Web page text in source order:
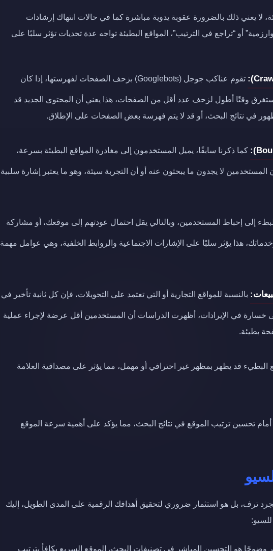
لا يعني ذلك بالضرورة عقوبة يدوية مباشرة كما في حالات انتهاك إرشادات
أو “تراجع في الترتيب”، المواقع البطيئة تواجه عدة تحديات تؤثر سلبًا على
تقوم عناكب جوجل (Googlebots) بزحف الصفحات لفهرستها، إذا كان
وقتًا أطول لزحف عدد أقل من الصفحات، هذا يعني أن المحتوى الجديد قد
في نتائج البحث، أو قد لا يتم فهرسة بعض الصفحات على الإطلاق.
كما ذكرنا سابقًا، يميل المستخدمون إلى مغادرة المواقع البطيئة بسرعة،
المستخدمين لا يجدون ما يبحثون عنه أو أن التجربة سيئة، وهو ما يعتبر إشارة سلبية
إلى إحباط المستخدمين، وبالتالي يقل احتمال عودتهم إلى موقعك، أو مشاركة
هذا يؤثر سلبًا على الإشارات الاجتماعية والروابط الخلفية، وهي عوامل مهمة
بالنسبة للمواقع التجارية أو التي تعتمد على التحويلات، فإن كل ثانية تأخير في
خسارة في الإيرادات، أظهرت الدراسات أن المستخدمين أقل عرضة لإجراء عملية
بطيئة.
البطيء قد يظهر بمظهر غير احترافي أو مهمل، مما يؤثر على مصداقية العلامة
تحسين ترتيب الموقع في نتائج البحث، مما يؤكد على أهمية سرعة الموقع
ترف، بل هو استثمار ضروري لتحقيق أهدافك الرقمية على المدى الطويل، إليك
وضوحًا هو التحسين المباشر في تصنيفات البحث، الموقع السريع يكافأ بترتيب